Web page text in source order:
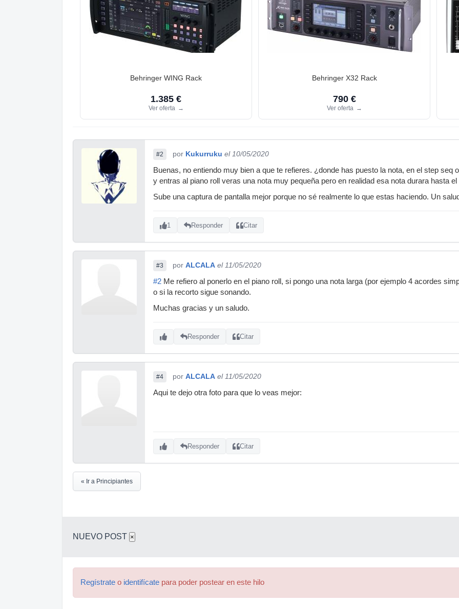
Behringer WING Rack
1.385 €
Ver oferta →
Behringer X32 Rack
790 €
Ver oferta →
#2 por Kukurruku el 10/05/2020
Buenas, no entiendo muy bien a que te refieres. ¿donde has puesto la nota, en el step seq
y entras al piano roll veras una nota muy pequeña pero en realidad esa nota durara hasta
Sube una captura de pantalla mejor porque no sé realmente lo que estas haciendo. Un
1 Responder Citar
#3 por ALCALA el 11/05/2020
#2 Me refiero al ponerlo en el piano roll, si pongo una nota larga (por ejemplo 4 acordes
o si la recorto sigue sonando.
Muchas gracias y un saludo.
Responder Citar
#4 por ALCALA el 11/05/2020
Aqui te dejo otra foto para que lo veas mejor:
Responder Citar
« Ir a Principiantes
NUEVO POST ×
Regístrate o identifícate para poder postear en este hilo